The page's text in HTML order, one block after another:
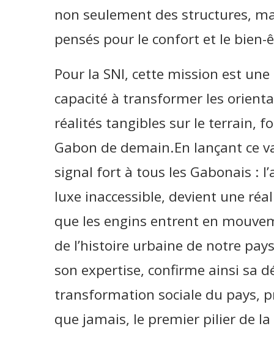
non seulement des structures,
pensés pour le confort et le
Pour la SNI, cette mission est
capacité à transformer les
réalités tangibles sur le terrain,
Gabon de demain.En lançant ce
signal fort à tous les Gabonais :
luxe inaccessible, devient une
que les engins entrent en
de l’histoire urbaine de notre
son expertise, confirme ainsi sa
transformation sociale du pays,
que jamais, le premier pilier de